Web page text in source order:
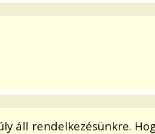
áll rendelkezésünkre.